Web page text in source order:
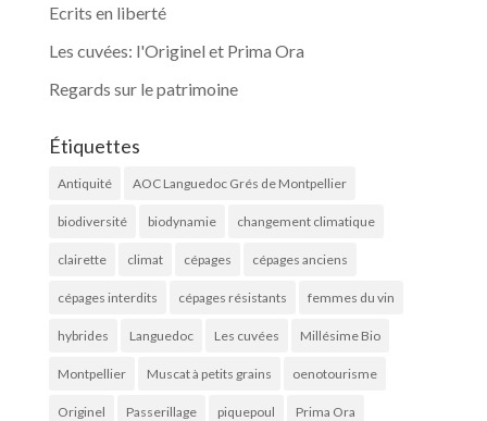
Ecrits en liberté
Les cuvées: l'Originel et Prima Ora
Regards sur le patrimoine
Étiquettes
Antiquité AOC Languedoc Grés de Montpellier
biodiversité biodynamie changement climatique
clairette climat cépages cépages anciens
cépages interdits cépages résistants femmes du vin
hybrides Languedoc Les cuvées Millésime Bio
Montpellier Muscat à petits grains oenotourisme
Originel Passerillage piquepoul Prima Ora